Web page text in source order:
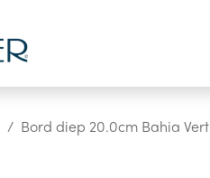
Bord diep 20.0cm Bahia Vert